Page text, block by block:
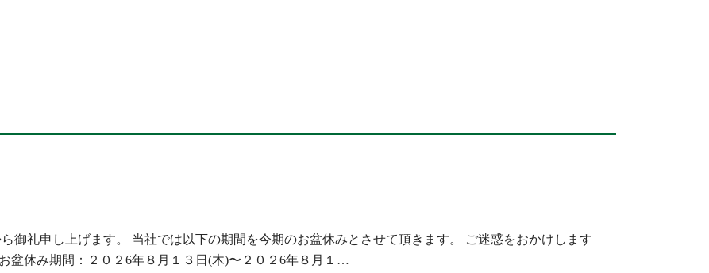
御礼申し上げます。 当社では以下の期間を今期のお盆休みとさせて頂きます。 ご迷惑をおかけします
盆休み期間：２０２6年８月１３日(木)〜２０２6年８月１…